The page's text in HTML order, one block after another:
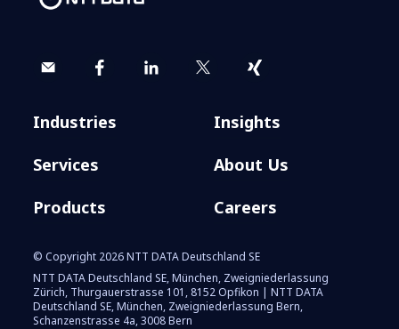
Industries
Services
Products
Insights
About Us
Careers
© Copyright 2026 NTT DATA Deutschland SE
NTT DATA Deutschland SE, München, Zweigniederlassung
Zürich, Thurgauerstrasse 101, 8152 Opfikon | NTT DATA
Deutschland SE, München, Zweigniederlassung Bern,
Schanzenstrasse 4a, 3008 Bern